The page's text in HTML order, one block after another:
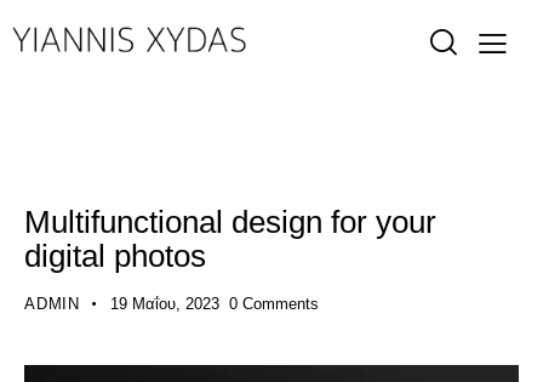
Multifunctional design for your
digital photos
ADMIN 19 Μαΐου, 2023 0 Comments